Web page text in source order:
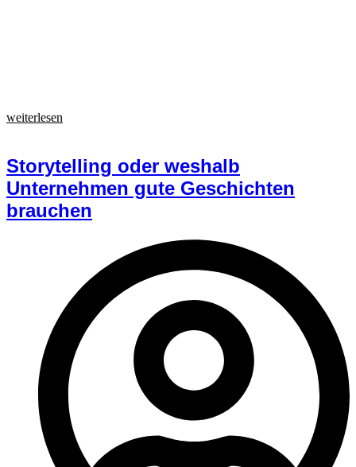
weiterlesen
Storytelling oder weshalb
Unternehmen gute Geschichten
brauchen